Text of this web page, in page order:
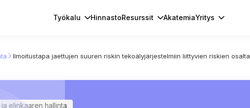
Työkalu HinnastoResurssit AkatemiaYritys
Ilmoitustapa jaettujen suuren riskin tekoälyjärjestelmiin liittyvien riskien osalta
elinkaaren hallinta